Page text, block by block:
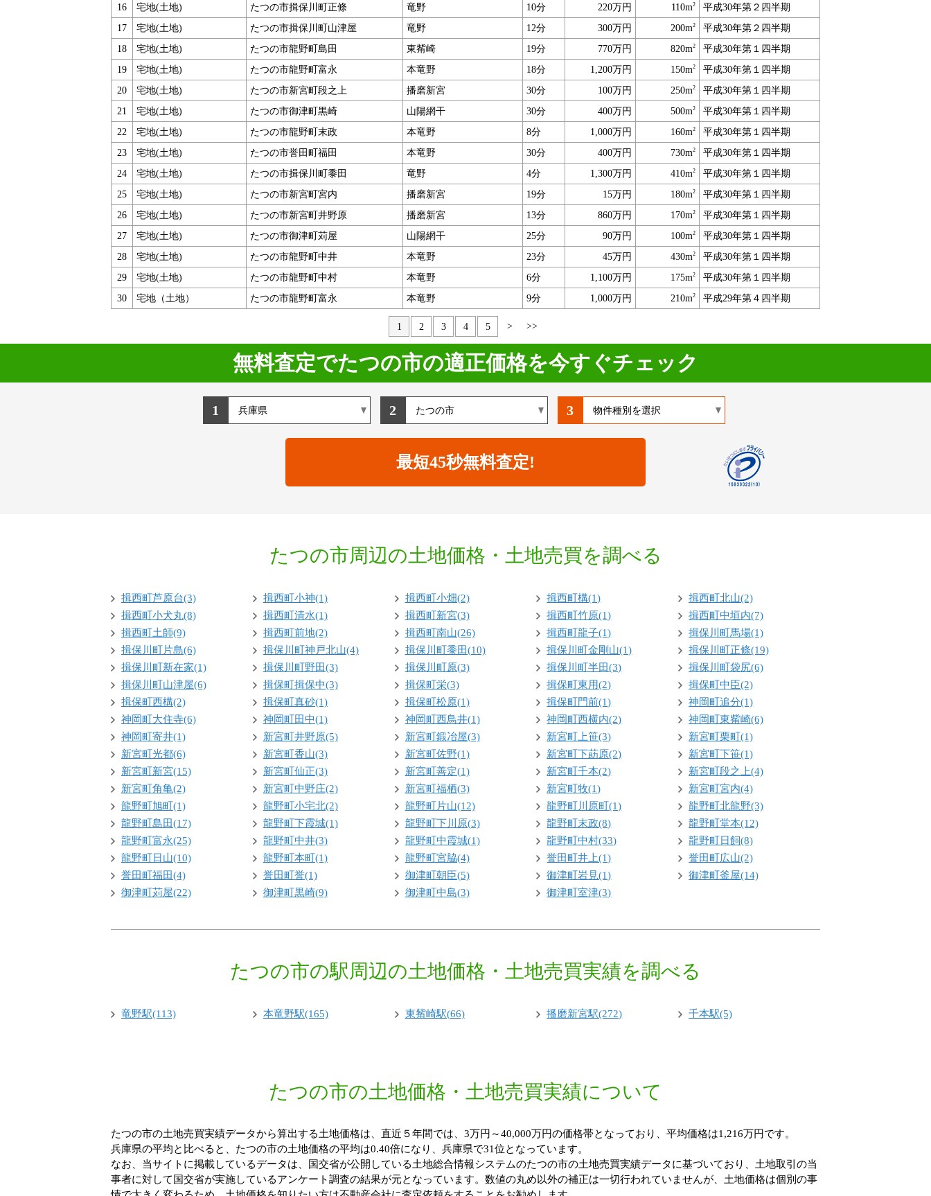
16
宅地(土地) たつの市揖保川町正條 竜野 10分 220万円 110m2
平成30年第２四半期
17
宅地(土地) たつの市揖保川町山津屋 竜野 12分 300万円 200m2
平成30年第２四半期
18
宅地(土地) たつの市龍野町島田 東觜崎 19分 770万円 820m2
平成30年第１四半期
19
宅地(土地) たつの市龍野町富永 本竜野 18分 1,200万円 150m2
平成30年第１四半期
20
宅地(土地) たつの市新宮町段之上 播磨新宮 30分 100万円 250m2
平成30年第１四半期
21
宅地(土地) たつの市御津町黒崎 山陽網干 30分 400万円 500m2
平成30年第１四半期
22
宅地(土地) たつの市龍野町末政 本竜野 8分 1,000万円 160m2
平成30年第１四半期
23
宅地(土地) たつの市誉田町福田 本竜野 30分 400万円 730m2
平成30年第１四半期
24
宅地(土地) たつの市揖保川町黍田 竜野 4分 1,300万円 410m2
平成30年第１四半期
25
宅地(土地) たつの市新宮町宮内 播磨新宮 19分 15万円 180m2
平成30年第１四半期
26
宅地(土地) たつの市新宮町井野原 播磨新宮 13分 860万円 170m2
平成30年第１四半期
27
宅地(土地) たつの市御津町苅屋 山陽網干 25分 90万円 100m2
平成30年第１四半期
28
宅地(土地) たつの市龍野町中井 本竜野 23分 45万円 430m2
平成30年第１四半期
29
宅地(土地) たつの市龍野町中村 本竜野 6分 1,100万円 175m2
平成30年第１四半期
30
宅地（土地） たつの市龍野町富永 本竜野 9分 1,000万円 210m2 平成29年第４四半期
1 2 3 4 5 > >>
無料査定でたつの市の適正価格を今すぐチェック
1 2 3
たつの市周辺の土地価格・土地売買を調べる
揖西町芦原台(3) 揖西町小神(1) 揖西町小畑(2) 揖西町構(1)
揖西町北山(2)
揖西町小犬丸(8)
揖西町清水(1) 揖西町新宮(3) 揖西町竹原(1)
揖西町中垣内(7)
揖西町土師(9)
揖西町前地(2) 揖西町南山(26) 揖西町龍子(1)
揖保川町馬場(1)
揖保川町片島(6)
揖保川町神戸北山(4) 揖保川町黍田(10) 揖保川町金剛山(1)
揖保川町正條(19)
揖保川町新在家(1)
揖保川町野田(3) 揖保川町原(3) 揖保川町半田(3)
揖保川町袋尻(6)
揖保川町山津屋(6)
揖保町揖保中(3) 揖保町栄(3) 揖保町東用(2)
揖保町中臣(2)
揖保町西構(2)
揖保町真砂(1) 揖保町松原(1) 揖保町門前(1)
神岡町追分(1)
神岡町大住寺(6)
神岡町田中(1) 神岡町西鳥井(1) 神岡町西横内(2)
神岡町東觜崎(6)
神岡町寄井(1)
新宮町井野原(5) 新宮町鍛冶屋(3) 新宮町上笹(3)
新宮町栗町(1)
新宮町光都(6)
新宮町香山(3) 新宮町佐野(1) 新宮町下莇原(2)
新宮町下笹(1)
新宮町新宮(15)
新宮町仙正(3) 新宮町善定(1) 新宮町千本(2)
新宮町段之上(4)
新宮町角亀(2)
新宮町中野庄(2) 新宮町福栖(3) 新宮町牧(1)
新宮町宮内(4)
龍野町旭町(1)
龍野町小宅北(2) 龍野町片山(12) 龍野町川原町(1)
龍野町北龍野(3)
龍野町島田(17)
龍野町下霞城(1) 龍野町下川原(3) 龍野町末政(8)
龍野町堂本(12)
龍野町富永(25)
龍野町中井(3) 龍野町中霞城(1) 龍野町中村(33)
龍野町日飼(8)
龍野町日山(10)
龍野町本町(1) 龍野町宮脇(4) 誉田町井上(1)
誉田町広山(2)
誉田町福田(4)
誉田町誉(1) 御津町朝臣(5) 御津町岩見(1)
御津町釜屋(14)
御津町苅屋(22)
御津町黒崎(9) 御津町中島(3) 御津町室津(3)
たつの市の駅周辺の土地価格・土地売買実績を調べる
竜野駅(113) 本竜野駅(165) 東觜崎駅(66) 播磨新宮駅(272) 千本駅(5)
たつの市の土地価格・土地売買実績について
たつの市の土地売買実績データから算出する土地価格は、直近５年間では、3万円～40,000万円の価格帯となっており、平均価格は1,216万円です。
兵庫県の平均と比べると、たつの市の土地価格の平均は0.40倍になり、兵庫県で31位となっています。
なお、当サイトに掲載しているデータは、国交省が公開している土地総合情報システムのたつの市の土地売買実績データに基づいており、土地取引の当
事者に対して国交省が実施しているアンケート調査の結果が元となっています。数値の丸め以外の補正は一切行われていませんが、土地価格は個別の事